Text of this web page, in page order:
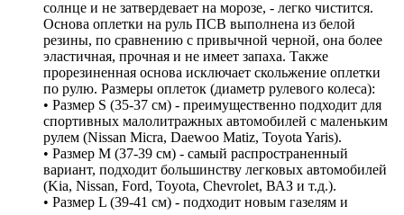
солнце и не затвердевает на морозе, - легко чистится.
Основа оплетки на руль ПСВ выполнена из белой
резины, по сравнению с привычной черной, она более
эластичная, прочная и не имеет запаха. Также
прорезиненная основа исключает скольжение оплетки
по рулю. Размеры оплеток (диаметр рулевого колеса):
• Размер S (35-37 см) - преимущественно подходит для
спортивных малолитражных автомобилей с маленьким
рулем (Nissan Micra, Daewoo Matiz, Toyota Yaris).
• Размер M (37-39 см) - самый распространенный
вариант, подходит большинству легковых автомобилей
(Kia, Nissan, Ford, Toyota, Chevrolet, ВАЗ и т.д.).
• Размер L (39-41 см) - подходит новым газелям и